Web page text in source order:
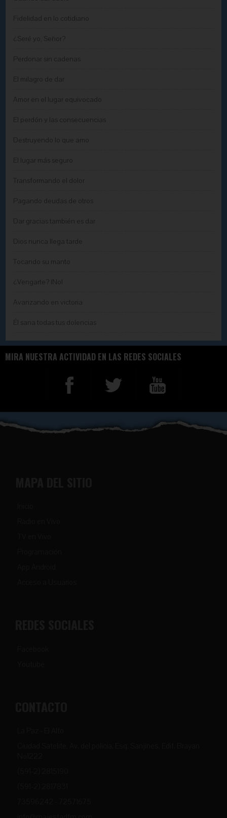
Fidelidad en lo cotidiano
¿Seré yo, Señor?
Perdonar sin cadenas
El milagro de dar
Amor en el lugar equivocado
El perdón y las consecuencias
Destruyendo lo que amo
El lugar más seguro
Transformando el dolor
Pagando deudas de otros
Dar gracias también es dar
Dios nunca llega tarde
Tocando su manto
¿Vengarte? ¡No!
Avanzando en victoria
Él sana todas tus dolencias
MIRA NUESTRA ACTIVIDAD EN LAS REDES SOCIALES